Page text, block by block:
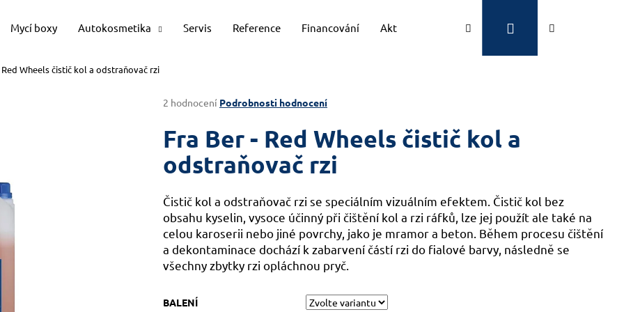
Mycí boxy Autokosmetika Servis Reference Financování Aktuality Kontakty ZnačkyPřihlášení
Red Wheels čistič kol a odstraňovač rzi
Průměrné
produktu
je
z
hvězdiček.
2 hodnocení Podrobnosti hodnocení
Fra Ber - Red Wheels čistič kol a
odstraňovač rzi
Čistič kol a odstraňovač rzi se speciálním vizuálním efektem. Čistič kol bez
obsahu kyselin, vysoce účinný při čištění kol a rzi ráfků, lze jej použít ale také na
celou karoserii nebo jiné povrchy, jako je mramor a beton. Během procesu čištění
a dekontaminace dochází k zabarvení částí rzi do fialové barvy, následně se
všechny zbytky rzi opláchnou pryč.
BALENÍ
Co potřebujete najít?
HLEDAT